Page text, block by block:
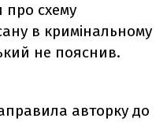
про схему
в кримінальному
не пояснив.
авторку до